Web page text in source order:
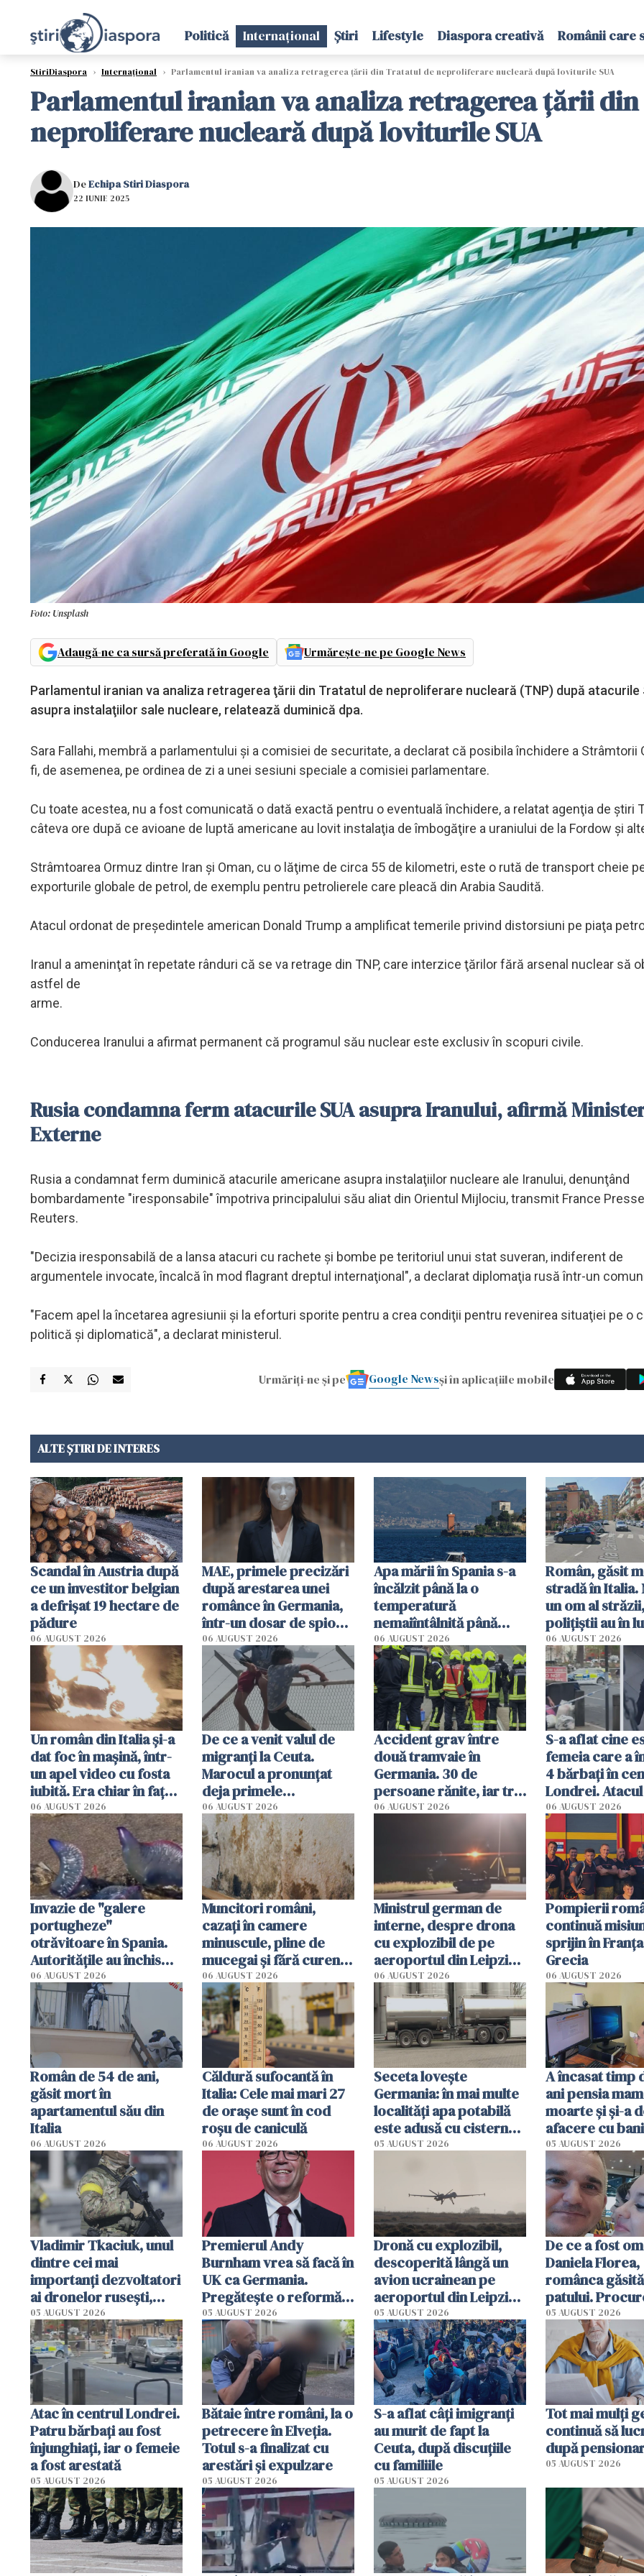
Politică Internațional Știri Lifestyle Diaspora creativă Românii care
StiriDiaspora › Internațional › Parlamentul iranian va analiza retragerea ţării din Tratatul de neproliferare nucleară după loviturile SUA
Parlamentul iranian va analiza retragerea ţării
neproliferare nucleară după loviturile SUA
DeEchipa Stiri Diaspora
22 IUNIE 2025
Foto: Unsplash
Adaugă-ne ca sursă preferată în Google Urmărește-ne pe Google News
Parlamentul iranian va analiza retragerea ţării din Tratatul de neproliferare nucleară (TNP) după atacurile
asupra instalaţiilor sale nucleare, relatează duminică dpa.
Sara Fallahi, membră a parlamentului şi a comisiei de securitate, a declarat că posibila închidere a Strâmtorii
fi, de asemenea, pe ordinea de zi a unei sesiuni speciale a comisiei parlamentare.
Cu toate acestea, nu a fost comunicată o dată exactă pentru o eventuală închidere, a relatat agenţia de ştiri
câteva ore după ce avioane de luptă americane au lovit instalaţia de îmbogăţire a uraniului de la Fordow şi
Strâmtoarea Ormuz dintre Iran şi Oman, cu o lăţime de circa 55 de kilometri, este o rută de transport cheie
exporturile globale de petrol, de exemplu pentru petrolierele care pleacă din Arabia Saudită.
Atacul ordonat de preşedintele american Donald Trump a amplificat temerile privind distorsiuni pe piaţa
Iranul a ameninţat în repetate rânduri că se va retrage din TNP, care interzice ţărilor fără arsenal nuclear să
astfel de
arme.
Conducerea Iranului a afirmat permanent că programul său nuclear este exclusiv în scopuri civile.
Rusia condamna ferm atacurile SUA asupra Iranului, afirmă
Externe
Rusia a condamnat ferm duminică atacurile americane asupra instalaţiilor nucleare ale Iranului, denunţând
bombardamente "iresponsabile" împotriva principalului său aliat din Orientul Mijlociu, transmit France
Reuters.
"Decizia iresponsabilă de a lansa atacuri cu rachete şi bombe pe teritoriul unui stat suveran, indiferent de
argumentele invocate, încalcă în mod flagrant dreptul internaţional", a declarat diplomaţia rusă într-un
"Facem apel la încetarea agresiunii şi la eforturi sporite pentru a crea condiţii pentru revenirea situaţiei pe o
politică şi diplomatică", a declarat ministerul.
Urmăriți-ne și pe Google Newsși în aplicațiile mobile
ALTE ȘTIRI DE INTERES
Scandal în Austria după
ce un investitor belgian
a defrișat 19 hectare de
pădure
06 AUGUST 2026
MAE, primele precizări
după arestarea unei
românce în Germania,
într-un dosar de spionaj
în favoarea Rusiei
06 AUGUST 2026
Apa mării în Spania s-a
încălzit până la o
temperatură
nemaiîntâlnită până
acum. Record absolut
în Mediterană
06 AUGUST 2026
Român, găsit
stradă în Italia.
un om al
polițiștii au în
singură
06 AUGUST 2026
Un român din Italia și-a
dat foc în mașină, într-
un apel video cu fosta
iubită. Era chiar în fața
locuinței iubitei din
Milano
06 AUGUST 2026
De ce a venit valul de
migranți la Ceuta.
Marocul a pronunțat
deja primele
condamnări
06 AUGUST 2026
Accident grav între
două tramvaie în
Germania. 30 de
persoane rănite, iar trei
sunt în stare critică
06 AUGUST 2026
S-a aflat cine
femeia care a
4 bărbați în
Londrei.
de 44 de ani,
de anchetatori
06 AUGUST 2026
Invazie de "galere
portugheze"
otrăvitoare în Spania.
Autoritățile au închis
mai multe plaje din San
Sebastian
06 AUGUST 2026
Muncitori români,
cazați în camere
minuscule, pline de
mucegai și fără curent.
Inspectorii primăriei
din Germania i-au
evacuat pe loc
06 AUGUST 2026
Ministrul german de
interne, despre drona
cu explozibil de pe
aeroportul din Leipzig:
Un "scenariu de atac
hibrid"
06 AUGUST 2026
Pompierii
continuă
sprijin în
Grecia
06 AUGUST 2026
Român de 54 de ani,
găsit mort în
apartamentul său din
Italia
06 AUGUST 2026
Căldură sufocantă în
Italia: Cele mai mari 27
de orașe sunt în cod
roșu de caniculă
06 AUGUST 2026
Seceta lovește
Germania: în mai multe
localități apa potabilă
este adusă cu cisterna
de lapte. Autoritățile
05 AUGUST 2026
A încasat timp
ani pensia
moarte și și-a
afacere cu
de 230.000 de
descoperită de
autorități
05 AUGUST 2026
Vladimir Tkaciuk, unul
dintre cei mai
importanți dezvoltatori
ai dronelor rusești,
grav rănit într-un
atentat cu bombă
05 AUGUST 2026
Premierul Andy
Burnham vrea să facă în
UK ca Germania.
Pregătește o reformă
radicală și puterea ar
urma să se mute de la
Londra
05 AUGUST 2026
Dronă cu explozibil,
descoperită lângă un
avion ucrainean pe
aeroportul din Leipzig.
Un avion DHL s-a
ciocnit în aer cu un
obiect
05 AUGUST 2026
De ce a fost
Daniela Florea,
românca
patului.
italieni i-au
ultimele
viață
05 AUGUST 2026
Atac în centrul Londrei.
Patru bărbați au fost
înjunghiați, iar o femeie
a fost arestată
05 AUGUST 2026
Bătaie între români, la o
petrecere în Elveția.
Totul s-a finalizat cu
arestări și expulzare
05 AUGUST 2026
S-a aflat câți imigranți
au murit de fapt la
Ceuta, după discuțiile
cu familiile
05 AUGUST 2026
Tot mai mulți
continuă să
după
05 AUGUST 2026